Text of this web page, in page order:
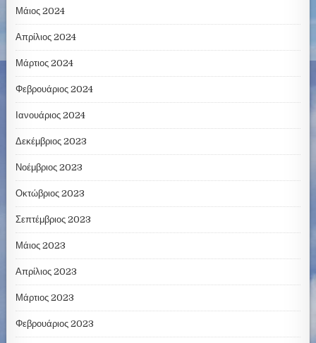
Μάιος 2024
Απρίλιος 2024
Μάρτιος 2024
Φεβρουάριος 2024
Ιανουάριος 2024
Δεκέμβριος 2023
Νοέμβριος 2023
Οκτώβριος 2023
Σεπτέμβριος 2023
Μάιος 2023
Απρίλιος 2023
Μάρτιος 2023
Φεβρουάριος 2023